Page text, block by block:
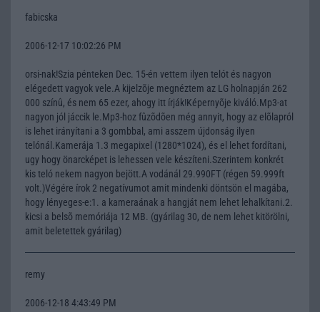
fabicska
2006-12-17 10:02:26 PM
orsi-nak!Szia pénteken Dec. 15-én vettem ilyen telót és nagyon
elégedett vagyok vele.A kijelzõje megnéztem az LG holnapján 262
000 színû, és nem 65 ezer, ahogy itt írják!Képernyõje kiváló.Mp3-at
nagyon jól jáccik le.Mp3-hoz fûzõdõen még annyit, hogy az elõlapról
is lehet irányítani a 3 gombbal, ami asszem újdonság ilyen
telónál.Kamerája 1.3 megapixel (1280*1024), és el lehet fordítani,
ugy hogy önarcképet is lehessen vele készíteni.Szerintem konkrét
kis teló nekem nagyon bejött.A vodánál 29.990FT (régen 59.999ft
volt.)Végére írok 2 negatívumot amit mindenki döntsön el magába,
hogy lényeges-e:1. a kameraának a hangját nem lehet lehalkítani.2.
kicsi a belsõ memóriája 12 MB. (gyárilag 30, de nem lehet kitörölni,
amit beletettek gyárilag)
remy
2006-12-18 4:43:49 PM